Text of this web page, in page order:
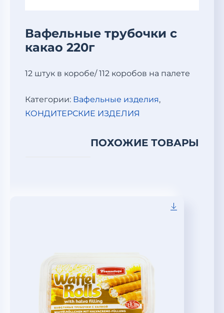
Вафельные трубочки с
какао 220г
12 штук в коробе/ 112 коробов на палете
Категории: Вафельные изделия,
КОНДИТЕРСКИЕ ИЗДЕЛИЯ
ПОХОЖИЕ ТОВАРЫ